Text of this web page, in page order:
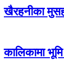
खैरहनीका
कालिकामा